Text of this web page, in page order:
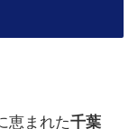
恵まれた千葉